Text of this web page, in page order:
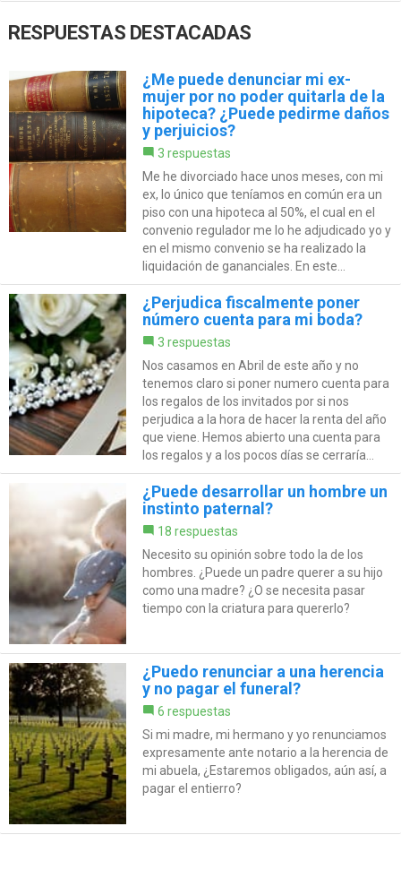
RESPUESTAS DESTACADAS
¿Me puede denunciar mi ex-
mujer por no poder quitarla de la
hipoteca? ¿Puede pedirme daños
y perjuicios?
3 respuestas
Me he divorciado hace unos meses, con mi
ex, lo único que teníamos en común era un
piso con una hipoteca al 50%, el cual en el
convenio regulador me lo he adjudicado yo y
en el mismo convenio se ha realizado la
liquidación de gananciales. En este...
¿Perjudica fiscalmente poner
número cuenta para mi boda?
3 respuestas
Nos casamos en Abril de este año y no
tenemos claro si poner numero cuenta para
los regalos de los invitados por si nos
perjudica a la hora de hacer la renta del año
que viene. Hemos abierto una cuenta para
los regalos y a los pocos días se cerraría...
¿Puede desarrollar un hombre un
instinto paternal?
18 respuestas
Necesito su opinión sobre todo la de los
hombres. ¿Puede un padre querer a su hijo
como una madre? ¿O se necesita pasar
tiempo con la criatura para quererlo?
¿Puedo renunciar a una herencia
y no pagar el funeral?
6 respuestas
Si mi madre, mi hermano y yo renunciamos
expresamente ante notario a la herencia de
mi abuela, ¿Estaremos obligados, aún así, a
pagar el entierro?